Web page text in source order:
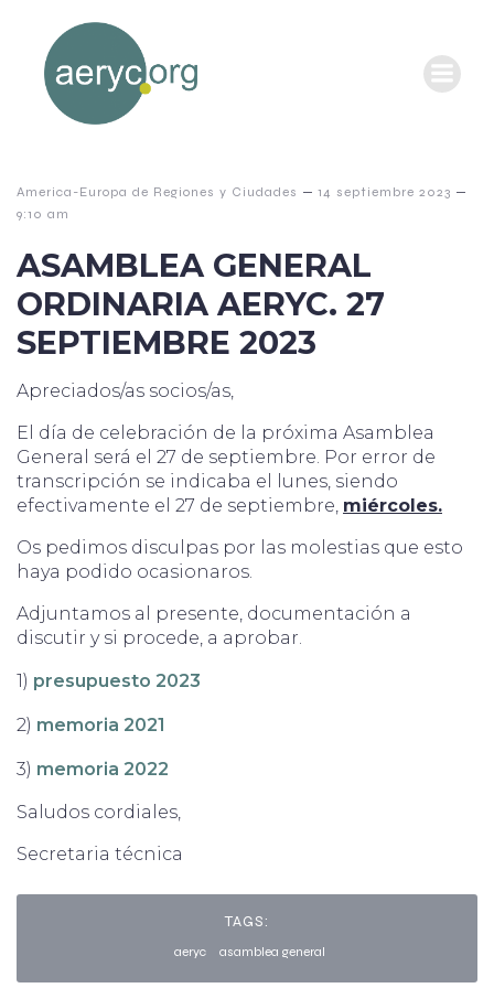
America-Europa de Regiones y Ciudades – 14 septiembre 2023 –
9:10 am
ASAMBLEA GENERAL
ORDINARIA AERYC. 27
SEPTIEMBRE 2023
Apreciados/as socios/as,
El día de celebración de la próxima Asamblea
General será el 27 de septiembre. Por error de
transcripción se indicaba el lunes, siendo
efectivamente el 27 de septiembre, miércoles.
Os pedimos disculpas por las molestias que esto
haya podido ocasionaros.
Adjuntamos al presente, documentación a
discutir y si procede, a aprobar.
1) presupuesto 2023
2) memoria 2021
3) memoria 2022
Saludos cordiales,
Secretaria técnica
TAGS:
aeryc asamblea general